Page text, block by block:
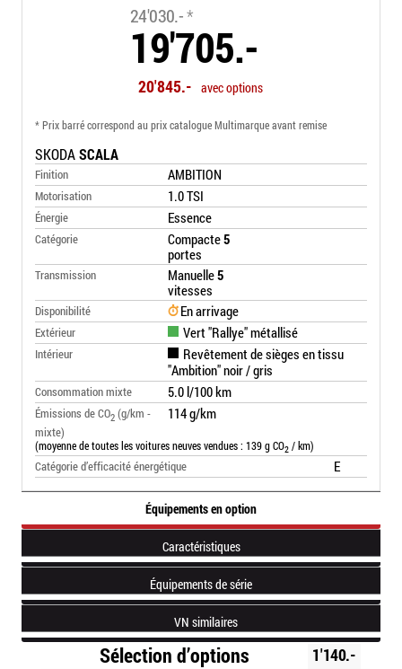
Équipements en option
Caractéristiques
Équipements de série
VN similaires
Sélection d’options 1'140.-
24'030.-*
19'705.-
20'845.- avec options
* Prix barré correspond au prix catalogue Multimarque avant remise
SKODASCALA
Finition AMBITION
Motorisation 1.0 TSI
Énergie Essence
Catégorie Compacte5
portes
Transmission Manuelle5
vitesses
Disponibilité En arrivage
Extérieur Vert "Rallye" métallisé
Intérieur
Revêtement de sièges en tissu
"Ambition" noir / gris
Consommation mixte 5.0 l/100 km
Émissions de CO2 (g/km -
mixte)
114 g/km
(moyenne de toutes les voitures neuves vendues : 139 g CO2 / km)
Catégorie d’efficacité énergétique E